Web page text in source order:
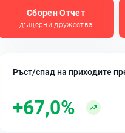
Сборен Отчет
дъщерни дружества
Ръст/спад на приходите
+67,0%